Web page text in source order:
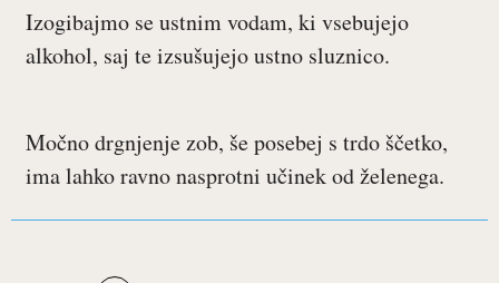
Izogibajmo se ustnim vodam, ki vsebujejo
alkohol, saj te izsušujejo ustno sluznico.
Močno drgnjenje zob, še posebej s trdo ščetko,
ima lahko ravno nasprotni učinek od želenega.